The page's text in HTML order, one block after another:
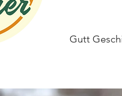
Gutt